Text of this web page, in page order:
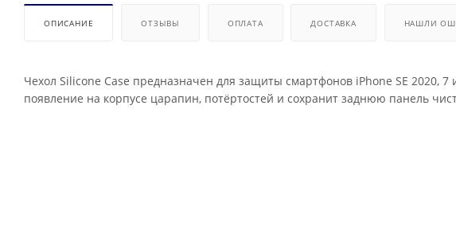
ОПИСАНИЕ ОТЗЫВЫ ОПЛАТА ДОСТАВКА НАШЛИ
Чехол Silicone Case предназначен для защиты смартфонов iPhone SE 2020,
появление на корпусе царапин, потёртостей и сохранит заднюю панель